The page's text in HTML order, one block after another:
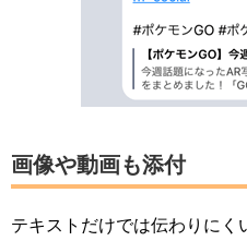
画像や動画も添付
テキストだけでは伝わりにく